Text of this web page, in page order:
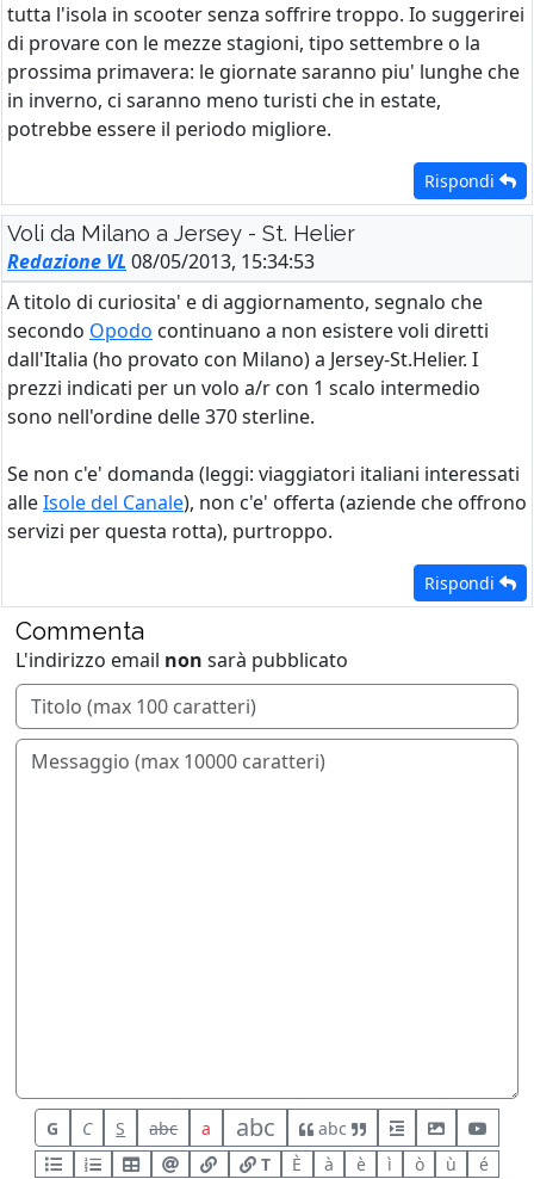
tutta l'isola in scooter senza soffrire troppo. Io suggerirei
di provare con le mezze stagioni, tipo settembre o la
prossima primavera: le giornate saranno piu' lunghe che
in inverno, ci saranno meno turisti che in estate,
potrebbe essere il periodo migliore.
Rispondi
Voli da Milano a Jersey - St. Helier
Redazione VL08/05/2013, 15:34:53
A titolo di curiosita' e di aggiornamento, segnalo che
secondo Opodo continuano a non esistere voli diretti
dall'Italia (ho provato con Milano) a Jersey-St.Helier. I
prezzi indicati per un volo a/r con 1 scalo intermedio
sono nell'ordine delle 370 sterline.
Se non c'e' domanda (leggi: viaggiatori italiani interessati
alleIsole del Canale), non c'e' offerta (aziende che offrono
servizi per questa rotta), purtroppo.
Rispondi
Commenta
L'indirizzo email non sarà pubblicato
G C S abc a abc
abc
T
È à è ì ò ù é